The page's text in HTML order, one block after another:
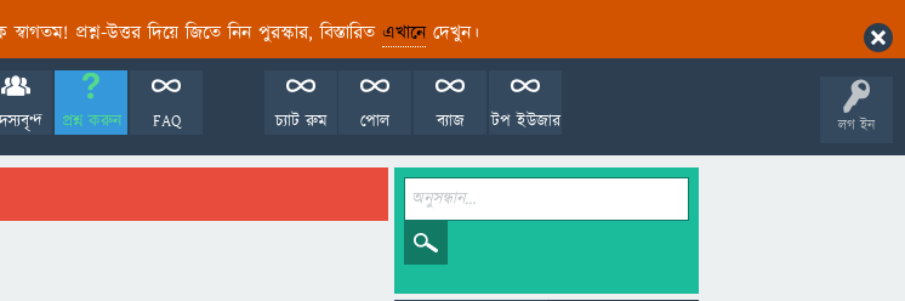
প্রশ্ন-উত্তর দিয়ে জিতে নিন পুরস্কার, বিস্তারিত এখানেদেখুন।
লগ ইন
প্রশ্ন করুন FAQ টপ ইউজার
ব্যাজ
পোল
চ্যাট রুম